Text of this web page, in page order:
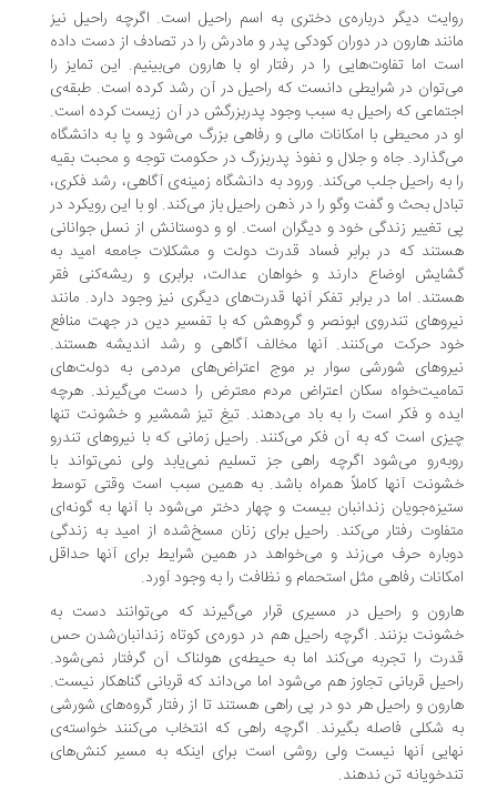
دیگر درباره‌ی دختری به اسم راحیل است. اگرچه راحیل نیز
هارون در دوران کودکی پدر و مادرش را در تصادف از دست داده
اما تفاوت‌هایی را در رفتار او با هارون می‌بینیم. این تمایز را
در شرایطی دانست که راحیل در آن رشد کرده ‌است. طبقه‌ی
که راحیل به سبب وجود پدربزرگش در آن زیست کرده‌ است.
در محیطی با امکانات مالی و رفاهی بزرگ می‌شود و پا به دانشگاه
جاه و جلال و نفوذ پدربزرگ در حکومت توجه و محبت بقیه
به راحیل جلب می‌کند. ورود به دانشگاه زمینه‌ی ‌آگاهی، رشد فکری،
بحث و گفت وگو را در ذهن راحیل باز می‌کند. او با این رویکرد در
تغییر زندگی خود و دیگران است. او و دوستانش از نسل جوانانی
که در برابر فساد قدرت دولت و مشکلات جامعه امید به
اوضاع دارند و خواهان عدالت، برابری و ریشه‌کنی فقر
اما در برابر تفکر آنها قدرت‌های دیگری نیز وجود دارد. مانند
تندروی ابونصر و گروهش که با تفسیر دین در جهت منافع
حرکت می‌کنند. آنها مخالف آگاهی و رشد اندیشه هستند.
شورشی سوار بر موج اعتراض‌های مردمی به دولت‌های
سکان اعتراض مردم معترض را دست می‌گیرند. هرچه
و فکر است را به باد می‌دهند. تیغ تیز شمشیر و خشونت تنها
است که به آن فکر می‌کنند. راحیل زمانی‌ که با نیروهای تندرو
می‌شود اگرچه راهی جز تسلیم نمی‌یابد ولی نمی‌تواند با
آنها کاملاً همراه باشد. به همین سبب است وقتی توسط
زندانبان بیست و چهار دختر می‌شود با آنها به گونه‌ای
رفتار می‌کند. راحیل برای زنان مسخ‌شده از امید به زندگی
حرف می‌زند و می‌خواهد در همین شرایط برای آنها حداقل
رفاهی مثل استحمام و نظافت را به وجود آورد.
و راحیل در مسیری قرار می‌گیرند که می‌توانند دست به
بزنند. اگرچه راحیل هم در دوره‌ی کوتاه زندانبان‌شدن حس
را تجربه می‌کند اما به حیطه‌ی ‌هولناک آن گرفتار نمی‌شود.
قربانی تجاوز هم می‌شود اما می‌داند که قربانی گناهکار نیست.
و راحیل هر دو در پی راهی هستند تا از رفتار گروه‌های شورشی
شکلی فاصله بگیرند. اگرچه راهی که انتخاب می‌کنند خواسته‌ی
آنها نیست ولی روشی است برای اینکه به مسیر کنش‌های
تن ندهند.